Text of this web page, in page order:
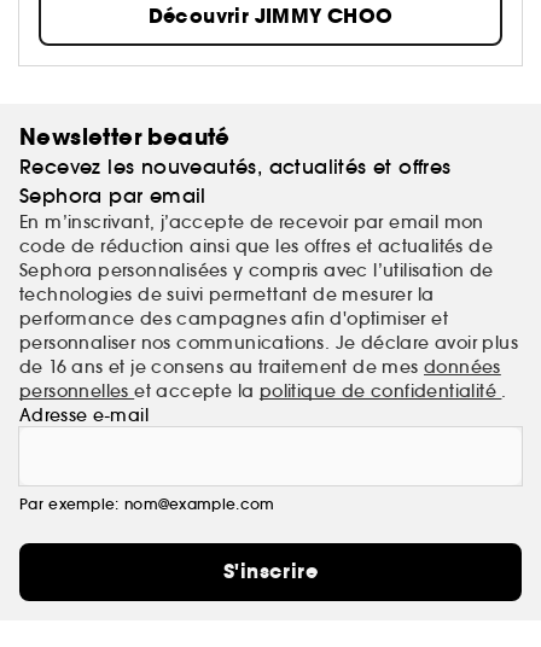
Découvrir JIMMY CHOO
Newsletter beauté
Recevez les nouveautés, actualités et offres
Sephora par email
En m’inscrivant, j’accepte de recevoir par email mon
code de réduction ainsi que les offres et actualités de
Sephora personnalisées y compris avec l’utilisation de
technologies de suivi permettant de mesurer la
performance des campagnes afin d'optimiser et
personnaliser nos communications. Je déclare avoir plus
de 16 ans et je consens au traitement de mes données
personnelleset accepte la politique de confidentialité .
Adresse e-mail
Par exemple: nom@example.com
S'inscrire